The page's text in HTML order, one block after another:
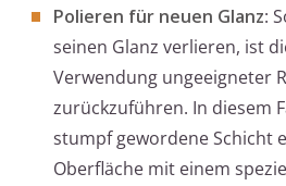
Polieren für neuen Glanz:
seinen Glanz verlieren, ist
Verwendung ungeeigneter
zurückzuführen. In diesem
stumpf gewordene Schicht
Oberfläche mit einem